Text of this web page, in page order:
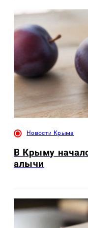
Новости Крыма
В Крыму
алычи